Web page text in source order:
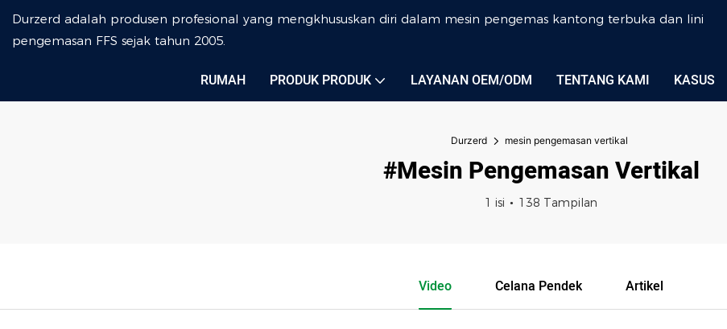
Durzerd adalah produsen profesional yang mengkhususkan diri dalam mesin pengemas kantong terbuka dan lini
pengemasan FFS sejak tahun 2005.
RUMAH PRODUK PRODUK LAYANAN OEM/ODM TENTANG KAMI KASUS
Durzerd mesin pengemasan vertikal
#mesin Pengemasan Vertikal
1 isi 138 Tampilan
Video Celana Pendek Artikel